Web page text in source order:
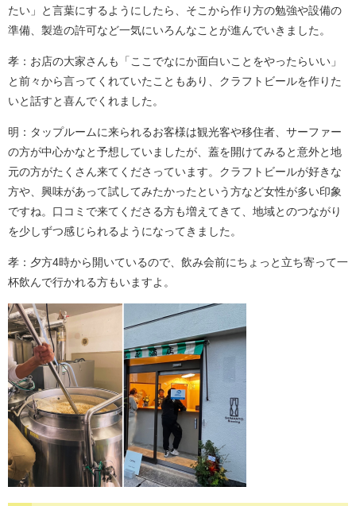
たい」と言葉にするようにしたら、そこから作り方の勉強や設備の
準備、製造の許可など一気にいろんなことが進んでいきました。
孝：お店の大家さんも「ここでなにか面白いことをやったらいい」
と前々から言ってくれていたこともあり、クラフトビールを作りた
いと話すと喜んでくれました。
明：タップルームに来られるお客様は観光客や移住者、サーファー
の方が中心かなと予想していましたが、蓋を開けてみると意外と地
元の方がたくさん来てくださっています。クラフトビールが好きな
方や、興味があって試してみたかったという方など女性が多い印象
ですね。口コミで来てくださる方も増えてきて、地域とのつながり
を少しずつ感じられるようになってきました。
孝：夕方4時から開いているので、飲み会前にちょっと立ち寄って一
杯飲んで行かれる方もいますよ。